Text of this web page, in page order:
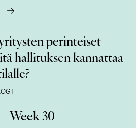
perinteiset
hallituksen kannattaa
Week 30